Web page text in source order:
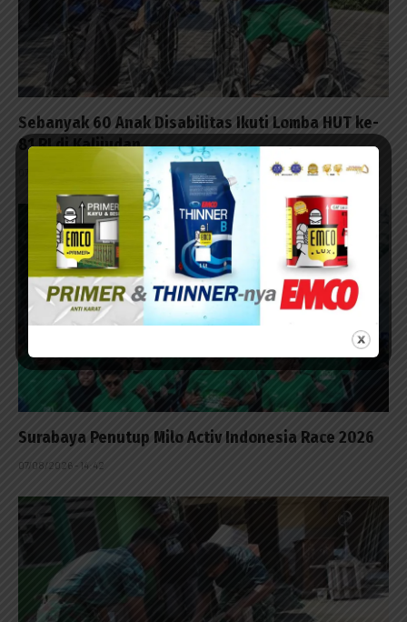
Sebanyak 60 Anak Disabilitas Ikuti Lomba HUT ke-
81 RI di Kalijudan
Surabaya Penutup Milo Activ Indonesia Race 2026
07/08/2026 - 14:42